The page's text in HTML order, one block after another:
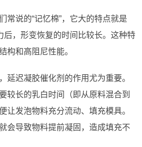
常说的“记忆棉”，它大的特点就是
后，形变恢复的时间比较长。这种特
构和高阻尼性能。
延迟凝胶催化剂的作用尤为重要。
较长的乳白时间（即从原料混合到
让发泡物料充分流动、填充模具。
会导致物料提前凝固，造成填充不